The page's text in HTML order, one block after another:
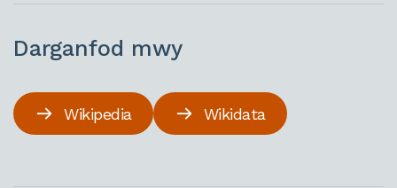
Darganfod mwy
Wikipedia Wikidata